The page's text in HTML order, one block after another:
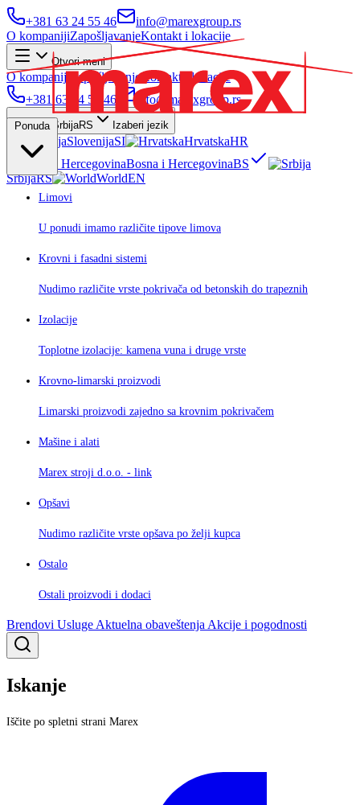
+381 63 24 55 46
info@marexgroup.rs
O kompanijiZapošljavanjeKontakt i lokacije
Otvori meni
O kompaniji ZapošljavanjeKontakt i lokacije
+381 63 24 55 46
info@marexgroup.rs
SrbijaRS Izaberi jezik
SlovenijaSI HrvatskaHR
Bosna i HercegovinaBS
SrbijaRS WorldEN
Ponuda
Limovi
U ponudi imamo različite tipove limova
Krovni i fasadni sistemi
Nudimo različite vrste pokrivača od betonskih do trapeznih
Izolacije
Toplotne izolacije: kamena vuna i druge vrste
Krovno-limarski proizvodi
Limarski proizvodi zajedno sa krovnim pokrivačem
Mašine i alati
Marex stroji d.o.o. - link
Opšavi
Nudimo različite vrste opšava po želji kupca
Ostalo
Ostali proizvodi i dodaci
Brendovi Usluge Aktuelna obaveštenja Akcije i pogodnosti
Iskanje
Iščite po spletni strani Marex